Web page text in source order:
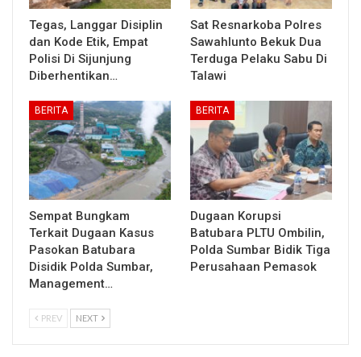
Tegas, Langgar Disiplin
dan Kode Etik, Empat
Polisi Di Sijunjung
Diberhentikan…
Sat Resnarkoba Polres
Sawahlunto Bekuk Dua
Terduga Pelaku Sabu Di
Talawi
BERITA
Sempat Bungkam
Terkait Dugaan Kasus
Pasokan Batubara
Disidik Polda Sumbar,
Management…
BERITA
Dugaan Korupsi
Batubara PLTU Ombilin,
Polda Sumbar Bidik Tiga
Perusahaan Pemasok
PREV NEXT